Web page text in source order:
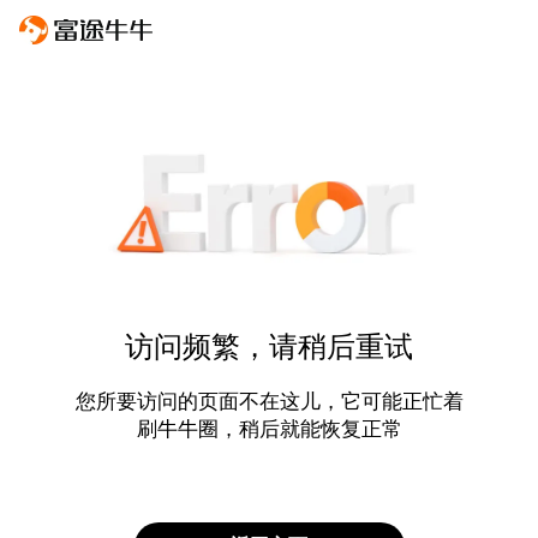
访问频繁，请稍后重试
您所要访问的页面不在这儿，它可能正忙着
刷牛牛圈，稍后就能恢复正常